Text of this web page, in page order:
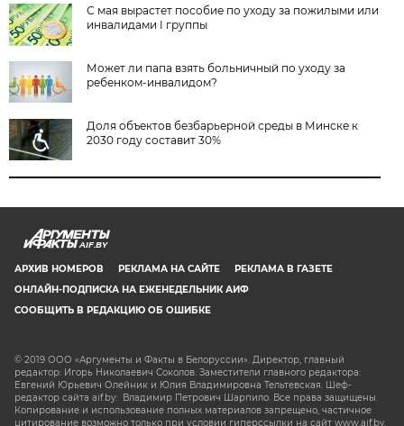
С мая вырастет пособие по уходу за пожилыми или
инвалидами I группы
Может ли папа взять больничный по уходу за
ребенком-инвалидом?
Доля объектов безбарьерной среды в Минске к
2030 году составит 30%
AIF.BY
АРХИВ НОМЕРОВ РЕКЛАМА НА САЙТЕ
РЕКЛАМА В ГАЗЕТЕ
ОНЛАЙН-ПОДПИСКА НА ЕЖЕНЕДЕЛЬНИК АИФ
СООБЩИТЬ В РЕДАКЦИЮ ОБ ОШИБКЕ
© 2019 ООО «Аргументы и Факты в Белоруссии». Директор, главный
редактор: Игорь Николаевич Соколов. Заместители главного редактора:
Евгений Юрьевич Олейник и Юлия Владимировна Тельтевская. Шеф-
редактор сайта aif.by: Владимир Петрович Шарпило. Все права защищены.
Копирование и использование полных материалов запрещено, частичное
цитирование возможно только при условии гиперссылки на сайт www.aif.by.